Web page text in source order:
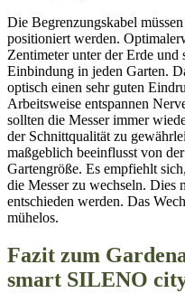
Die Begrenzungskabel
positioniert werden.
Zentimeter unter der Erde und
Einbindung in jeden Garten.
optisch einen sehr guten
Arbeitsweise entspannen
sollten die Messer immer
der Schnittqualität zu
maßgeblich beeinflusst von
Gartengröße. Es empfiehlt
die Messer zu wechseln. Dies
entschieden werden. Das
mühelos.
Fazit zum
smart SILENO